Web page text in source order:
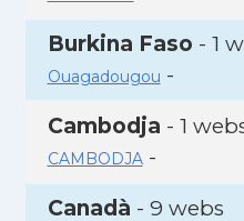
Burkina Faso - 1
Ouagadougou -
Cambodja - 1
CAMBODJA-
Canadà - 9 webs